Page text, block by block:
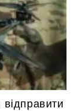
відправити